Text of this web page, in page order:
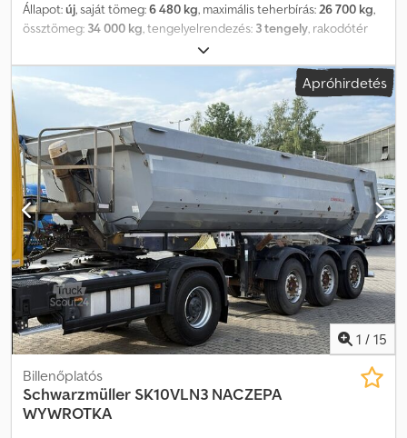
Állapot:új, saját tömeg:6 480 kg, maximális teherbírás:26 700 kg,
össztömeg: 34 000 kg, tengelyelrendezés: 3 tengely, rakodótér
levegő
22,5, gumiabroncs állapota:100 százalék, Felszereltség:ABS,
Schwarzmüller K-széria 3 tengelyes termikus billenőfelépítmény |
Térfogat: kb. 25 m³ | ABS / EBS | 9 t BPW tengelyek tárcsafékkel |
Teljes légrugózás | Külső billenőajtó | Gumiabroncsok: 385/65 R
22,5 | Termo oválbillencs | Elülső fellépő | Saját tömeg: 6480 kg |
Ponyvatakaró | Hibák, elírások és előzetes eladás joga fenntartva
Dedpfx Aaozpx Upo Djck
Apróhirdetés
1 / 15
Billenőplatós
Schwarzmüller SK10VLN3 NACZEPA
WYWROTKA